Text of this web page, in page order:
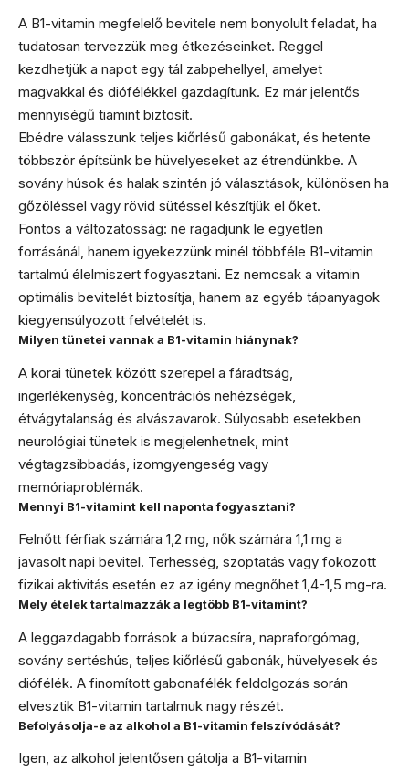
A B1-vitamin megfelelő bevitele nem bonyolult feladat, ha
tudatosan tervezzük meg étkezéseinket. Reggel
kezdhetjük a napot egy tál zabpehellyel, amelyet
magvakkal és diófélékkel gazdagítunk. Ez már jelentős
mennyiségű tiamint biztosít.
Ebédre válasszunk teljes kiőrlésű gabonákat, és hetente
többször építsünk be hüvelyeseket az étrendünkbe. A
sovány húsok és halak szintén jó választások, különösen ha
gőzöléssel vagy rövid sütéssel készítjük el őket.
Fontos a változatosság: ne ragadjunk le egyetlen
forrásánál, hanem igyekezzünk minél többféle B1-vitamin
tartalmú élelmiszert fogyasztani. Ez nemcsak a vitamin
optimális bevitelét biztosítja, hanem az egyéb tápanyagok
kiegyensúlyozott felvételét is.
Milyen tünetei vannak a B1-vitamin hiánynak?
A korai tünetek között szerepel a fáradtság,
ingerlékenység, koncentrációs nehézségek,
étvágytalanság és alvászavarok. Súlyosabb esetekben
neurológiai tünetek is megjelenhetnek, mint
végtagzsibbadás, izomgyengeség vagy
memóriaproblémák.
Mennyi B1-vitamint kell naponta fogyasztani?
Felnőtt férfiak számára 1,2 mg, nők számára 1,1 mg a
javasolt napi bevitel. Terhesség, szoptatás vagy fokozott
fizikai aktivitás esetén ez az igény megnőhet 1,4-1,5 mg-ra.
Mely ételek tartalmazzák a legtöbb B1-vitamint?
A leggazdagabb források a búzacsíra, napraforgómag,
sovány sertéshús, teljes kiőrlésű gabonák, hüvelyesek és
diófélék. A finomított gabonafélék feldolgozás során
elvesztik B1-vitamin tartalmuk nagy részét.
Befolyásolja-e az alkohol a B1-vitamin felszívódását?
Igen, az alkohol jelentősen gátolja a B1-vitamin